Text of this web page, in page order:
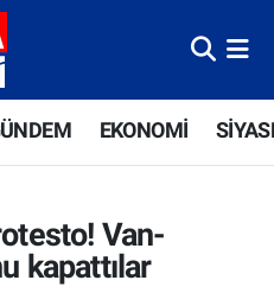
EKONOMİ
Van-
kapattılar
ve Fikstür